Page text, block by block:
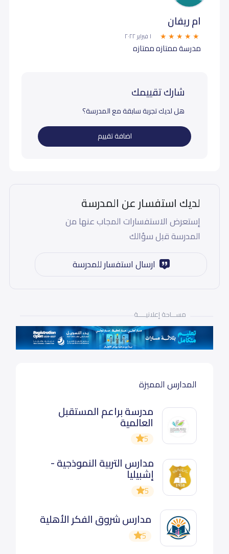
ام ريفان
١ فبراير ٢٠٢٢
مدرسة ممتازه ممتازه
شارك تقييمك
هل لديك تجربة سابقة مع المدرسة؟
اضافة تقييم
لديك استفسار عن المدرسة
إستعرض الاستفسارات المجاب عنها من
المدرسة قبل سؤالك
ارسال استفسار للمدرسة
مســـاحة إعلانيـــــة
المدارس المميزة
مدرسة براعم المستقبل
العالمية
5
مدارس التربية النموذجية -
إشبيليا
5
مدارس شروق الفكر الأهلية
5